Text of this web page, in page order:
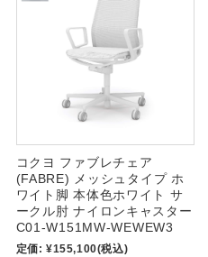
コクヨ ファブレチェア
(FABRE) メッシュタイプ ホ
ワイト脚 本体色ホワイト サ
ークル肘 ナイロンキャスター
C01-W151MW-WEWEW3
定価: ¥155,100(税込)